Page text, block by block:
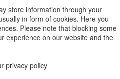
store information through your
in form of cookies. Here you
Please note that blocking some
experience on our website and the
privacy policy